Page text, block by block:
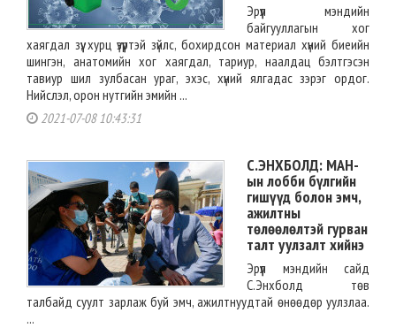
Эрүүл мэндийн
байгууллагын хог
хаягдал зүү, хурц үзүүртэй зүйлс, бохирдсон материал хүний биеийн
шингэн, aнатомийн хог хаягдал, тариур, наалдац бэлтгэсэн
тавиур шил зулбасан ураг, эхэс, хүний ялгадас зэрэг ордог.
Нийслэл, орон нутгийн эмийн ...
2021-07-08 10:43:31
С.ЭНХБОЛД: МАН-
ын лобби бүлгийн
гишүүд болон эмч,
ажилтны
төлөөлөлтэй гурван
талт уулзалт хийнэ
Эрүүл мэндийн сайд
С.Энхболд төв
талбайд суулт зарлаж буй эмч, ажилтнуудтай өнөөдөр уулзлаа.
...